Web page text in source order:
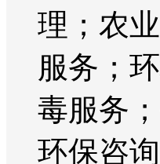
理；农
服务；
毒服务
环保咨